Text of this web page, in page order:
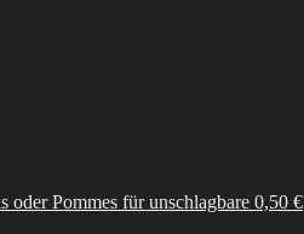
Pommes für unschlagbare 0,50 €